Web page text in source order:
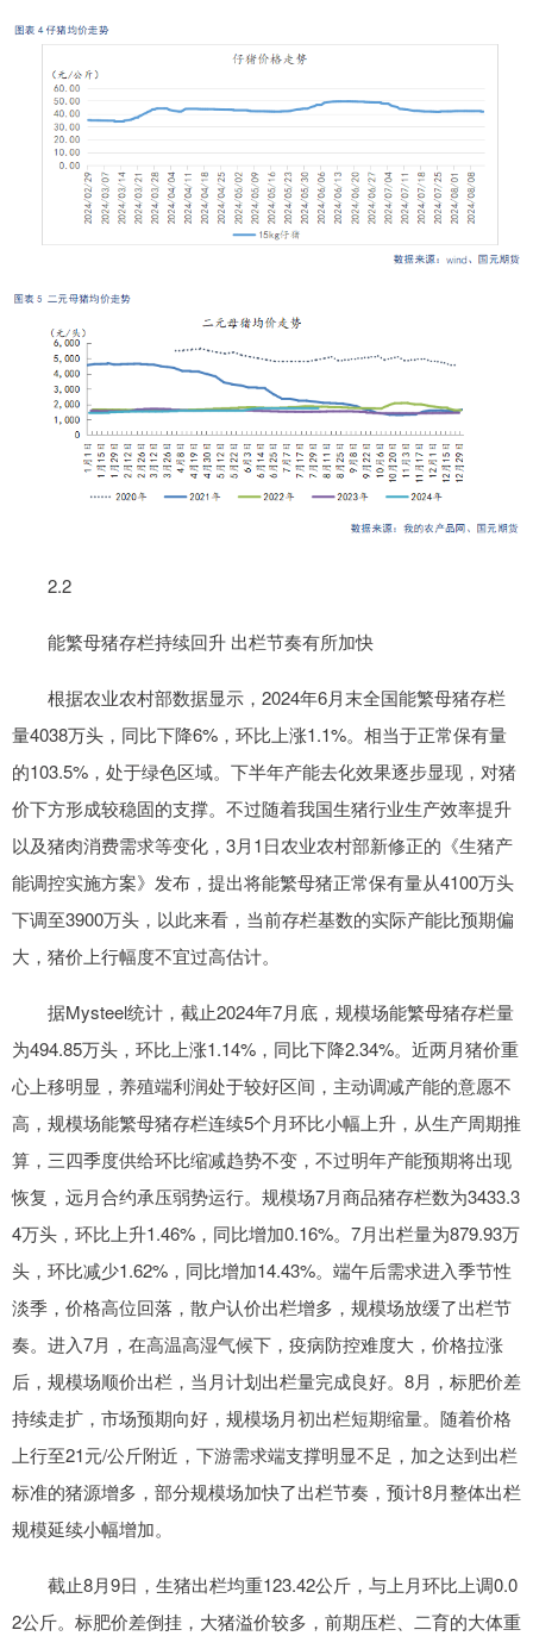
2.2
能繁母猪存栏持续回升 出栏节奏有所加快
根据农业农村部数据显示，2024年6月末全国能繁母猪存栏
量4038万头，同比下降6%，环比上涨1.1%。相当于正常保有量
的103.5%，处于绿色区域。下半年产能去化效果逐步显现，对猪
价下方形成较稳固的支撑。不过随着我国生猪行业生产效率提升
以及猪肉消费需求等变化，3月1日农业农村部新修正的《生猪产
能调控实施方案》发布，提出将能繁母猪正常保有量从4100万头
下调至3900万头，以此来看，当前存栏基数的实际产能比预期偏
大，猪价上行幅度不宜过高估计。
据Mysteel统计，截止2024年7月底，规模场能繁母猪存栏量
为494.85万头，环比上涨1.14%，同比下降2.34%。近两月猪价重
心上移明显，养殖端利润处于较好区间，主动调减产能的意愿不
高，规模场能繁母猪存栏连续5个月环比小幅上升，从生产周期推
算，三四季度供给环比缩减趋势不变，不过明年产能预期将出现
恢复，远月合约承压弱势运行。规模场7月商品猪存栏数为3433.3
4万头，环比上升1.46%，同比增加0.16%。7月出栏量为879.93万
头，环比减少1.62%，同比增加14.43%。端午后需求进入季节性
淡季，价格高位回落，散户认价出栏增多，规模场放缓了出栏节
奏。进入7月，在高温高湿气候下，疫病防控难度大，价格拉涨
后，规模场顺价出栏，当月计划出栏量完成良好。8月，标肥价差
持续走扩，市场预期向好，规模场月初出栏短期缩量。随着价格
上行至21元/公斤附近，下游需求端支撑明显不足，加之达到出栏
标准的猪源增多，部分规模场加快了出栏节奏，预计8月整体出栏
规模延续小幅增加。
截止8月9日，生猪出栏均重123.42公斤，与上月环比上调0.0
2公斤。标肥价差倒挂，大猪溢价较多，前期压栏、二育的大体重